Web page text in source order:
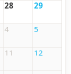
28 29
4 5
11 12